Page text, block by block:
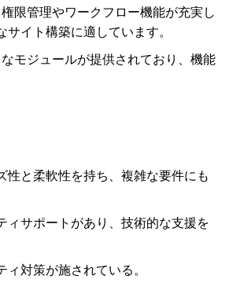
権限管理やワークフロー機能が充実し
サイト構築に適しています。
なモジュールが提供されており、機能
性と柔軟性を持ち、複雑な要件にも
ィサポートがあり、技術的な支援を
ィ対策が施されている。